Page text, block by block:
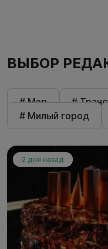
ВЫБОР
# Мэр #
# Милый город
2 дня назад